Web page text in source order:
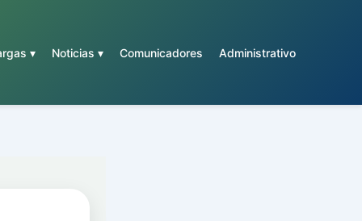
▾ Noticias ▾ Comunicadores Administrativo